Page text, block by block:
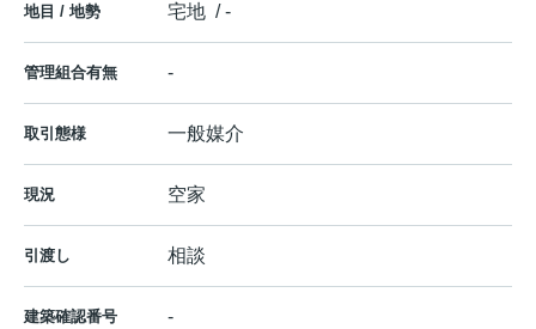
地目 / 地勢 宅地 / -
管理組合有無 -
取引態様 一般媒介
現況 空家
引渡し 相談
建築確認番号 -